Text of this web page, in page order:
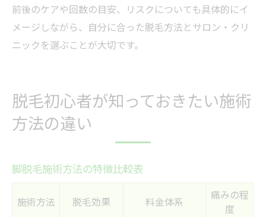
前後のケアや回数の目安、リスクについても具体的にイ
メージしながら、自分に合った脱毛方法とサロン・クリ
ニックを選ぶことが大切です。
脱毛初心者が知っておきたい施術
方法の違い
脚脱毛施術方法の特徴比較表
施術方法 脱毛効果 料金体系
痛みの程
度